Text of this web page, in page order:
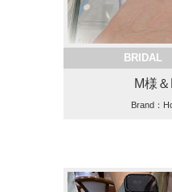
BRIDAL
M様
Brand：